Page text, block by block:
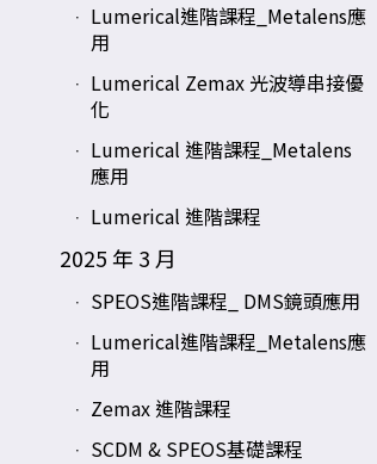
Lumerical進階課程_Metalens應
用
Lumerical Zemax 光波導串接優
化
Lumerical 進階課程_Metalens
應用
Lumerical 進階課程
2025 年 3 月
SPEOS進階課程_ DMS鏡頭應用
Lumerical進階課程_Metalens應
用
Zemax 進階課程
SCDM & SPEOS基礎課程